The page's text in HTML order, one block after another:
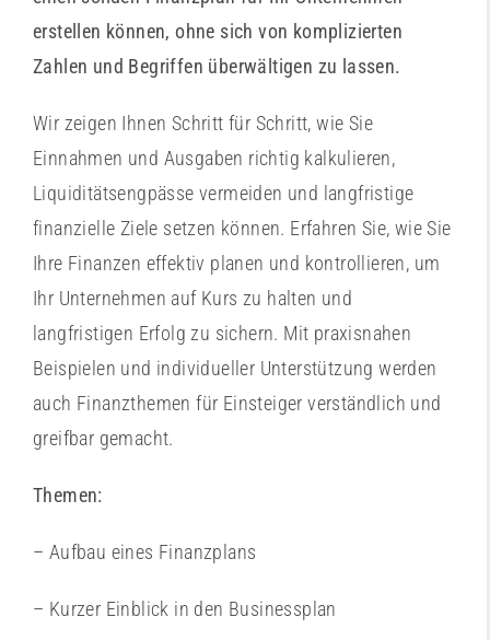
erstellen können, ohne sich von komplizierten
Zahlen und Begriffen überwältigen zu lassen.
Wir zeigen Ihnen Schritt für Schritt, wie Sie
Einnahmen und Ausgaben richtig kalkulieren,
Liquiditätsengpässe vermeiden und langfristige
finanzielle Ziele setzen können. Erfahren Sie, wie Sie
Ihre Finanzen effektiv planen und kontrollieren, um
Ihr Unternehmen auf Kurs zu halten und
langfristigen Erfolg zu sichern. Mit praxisnahen
Beispielen und individueller Unterstützung werden
auch Finanzthemen für Einsteiger verständlich und
greifbar gemacht.
Themen:
– Aufbau eines Finanzplans
– Kurzer Einblick in den Businessplan